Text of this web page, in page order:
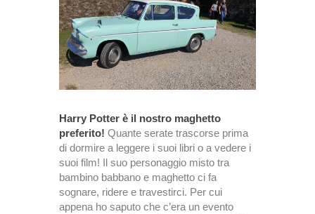
Harry Potter è il nostro maghetto
preferito! Quante serate trascorse prima
di dormire a leggere i suoi libri o a vedere i
suoi film! Il suo personaggio misto tra
bambino babbano e maghetto ci fa
sognare, ridere e travestirci. Per cui
appena ho saputo che c’era un evento